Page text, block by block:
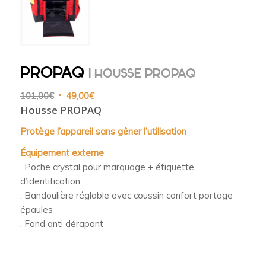
PROPAQ | HOUSSE PROPAQ
101,00€ Le
prix
était :
101,00€.
49,00€Le
prix
est :
49,00€.
Housse PROPAQ
Protège l’appareil sans gêner l’utilisation
Équipement externe
. Poche crystal pour marquage + étiquette
d’identification
. Bandoulière réglable avec coussin confort portage
épaules
. Fond anti dérapant